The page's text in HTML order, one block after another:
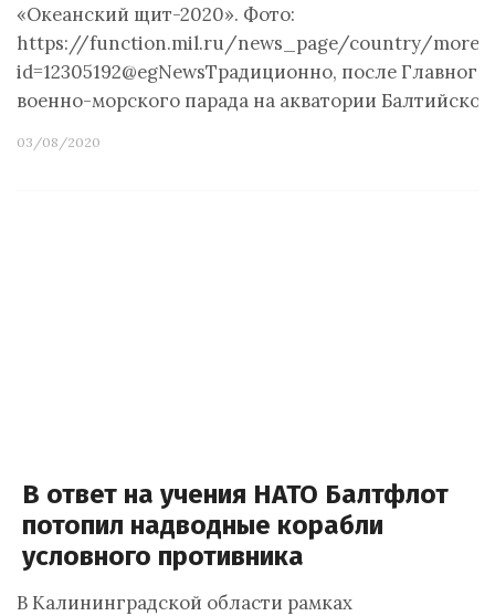
«Океанский щит-2020». Фото:
https://function.mil.ru/news_page/country/
id=12305192@egNewsТрадиционно, после Главного
военно-морского парада на акватории
03/08/2020
В ответ на учения НАТО Балтфлот
потопил надводные корабли
условного противника
В Калининградской области рамках